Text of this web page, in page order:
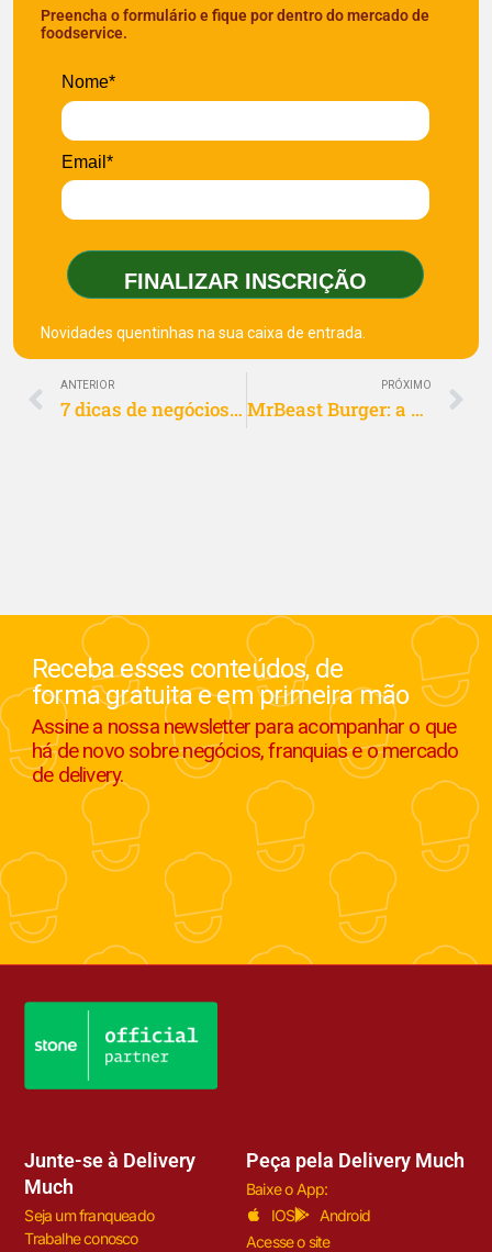
Preencha o formulário e fique por dentro do mercado de
foodservice.
Nome*
Email*
FINALIZAR INSCRIÇÃO
Novidades quentinhas na sua caixa de entrada.
ANTERIOR
7 dicas de negócios para abrir e começar a ganhar dinheiro
PRÓXIMO
MrBeast Burger: a hamburgueria que explodiu o mercado
Receba esses conteúdos, de
forma gratuita e em primeira mão
Assine a nossa newsletter para acompanhar o que
há de novo sobre negócios, franquias e o mercado
de delivery.
Junte-se à Delivery
Much
Seja um franqueado
Trabalhe conosco
Peça pela Delivery Much
Baixe o App:
IOS
Android
Acesse o site